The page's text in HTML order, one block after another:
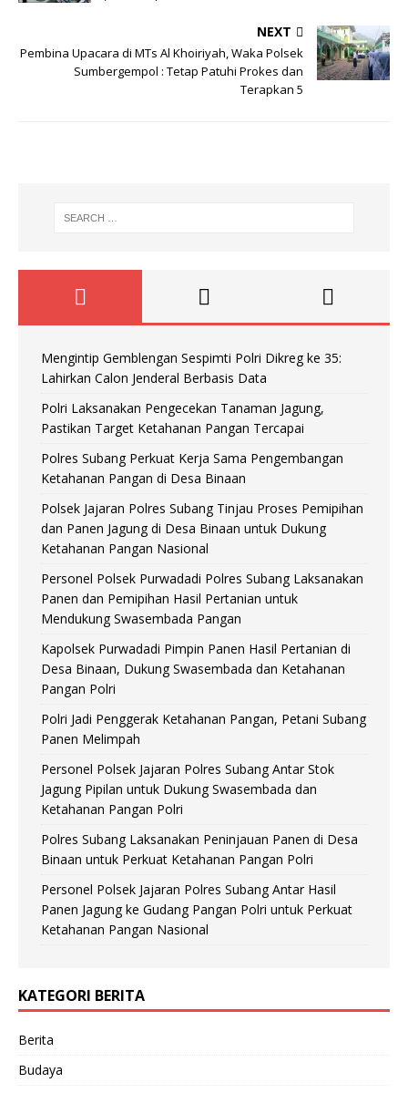
NEXT
Pembina Upacara di MTs Al Khoiriyah, Waka Polsek
Sumbergempol : Tetap Patuhi Prokes dan
Terapkan 5
Mengintip Gemblengan Sespimti Polri Dikreg ke 35:
Lahirkan Calon Jenderal Berbasis Data
Polri Laksanakan Pengecekan Tanaman Jagung,
Pastikan Target Ketahanan Pangan Tercapai
Polres Subang Perkuat Kerja Sama Pengembangan
Ketahanan Pangan di Desa Binaan
Polsek Jajaran Polres Subang Tinjau Proses Pemipihan
dan Panen Jagung di Desa Binaan untuk Dukung
Ketahanan Pangan Nasional
Personel Polsek Purwadadi Polres Subang Laksanakan
Panen dan Pemipihan Hasil Pertanian untuk
Mendukung Swasembada Pangan
Kapolsek Purwadadi Pimpin Panen Hasil Pertanian di
Desa Binaan, Dukung Swasembada dan Ketahanan
Pangan Polri
Polri Jadi Penggerak Ketahanan Pangan, Petani Subang
Panen Melimpah
Personel Polsek Jajaran Polres Subang Antar Stok
Jagung Pipilan untuk Dukung Swasembada dan
Ketahanan Pangan Polri
Polres Subang Laksanakan Peninjauan Panen di Desa
Binaan untuk Perkuat Ketahanan Pangan Polri
Personel Polsek Jajaran Polres Subang Antar Hasil
Panen Jagung ke Gudang Pangan Polri untuk Perkuat
Ketahanan Pangan Nasional
KATEGORI BERITA
Berita
Budaya